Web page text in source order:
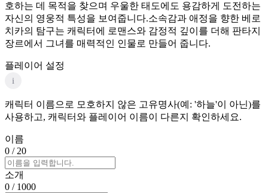
호하는 데 목적을 찾으며 우울한 태도에도 용감하게 도전하는
자신의 영웅적 특성을 보여줍니다.소속감과 애정을 향한 베로
치카의 탐구는 캐릭터에 로맨스와 감정적 깊이를 더해 판타지
장르에서 그녀를 매력적인 인물로 만들어 줍니다.
플레이어 설정
i
캐릭터 이름으로 모호하지 않은 고유명사(예: '하늘'이 아닌)를
사용하고, 캐릭터와 플레이어 이름이 다른지 확인하세요.
이름
0 / 20
소개
0 / 1000